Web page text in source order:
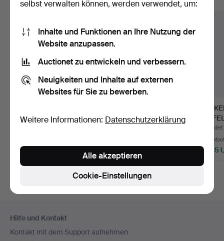
vergoldetes Silber,
10.978 USD
BECHER, 6 Stück,
Ausgewähltes
Objekt
46
2.545
Navigation
Hilfe und Kontakt
Kontakt mit dem Support aufnehmen
selbst verwalten können, werden verwendet, um:
Inhalte und Funktionen an Ihre Nutzung der
Website anzupassen.
Auctionet zu entwickeln und verbessern.
Neuigkeiten und Inhalte auf externen
Websites für Sie zu bewerben.
Weitere Informationen: Datenschutzerklärung
Cookie-Einstellungen
Alle akzeptieren